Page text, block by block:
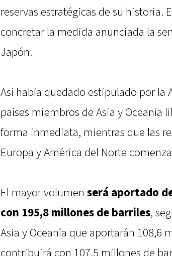
reservas estratégicas de su historia.
concretar la medida anunciada la
Japón.
Así había quedado estipulado por la
países miembros de Asia y Oceanía
forma inmediata, mientras que las
Europa y América del Norte
El mayor volumen será aportado
con 195,8 millones de barriles,
Asia y Oceanía que aportarán 108,6
contribuirá con 107,5 millones de